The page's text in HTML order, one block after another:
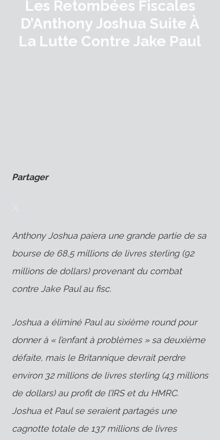
Les Retombées Fiscales
D’Anthony Joshua Suite À
La Lutte Contre Jake Paul
Partager
Anthony Joshua paiera une grande partie de sa
bourse de 68,5 millions de livres sterling (92
millions de dollars) provenant du combat
contre Jake Paul au fisc.
Joshua a éliminé Paul au sixième round pour
donner à « l’enfant à problèmes » sa deuxième
défaite, mais le Britannique devrait perdre
environ 32 millions de livres sterling (43 millions
de dollars) au profit de l’IRS et du HMRC.
Joshua et Paul se seraient partagés une
cagnotte totale de 137 millions de livres